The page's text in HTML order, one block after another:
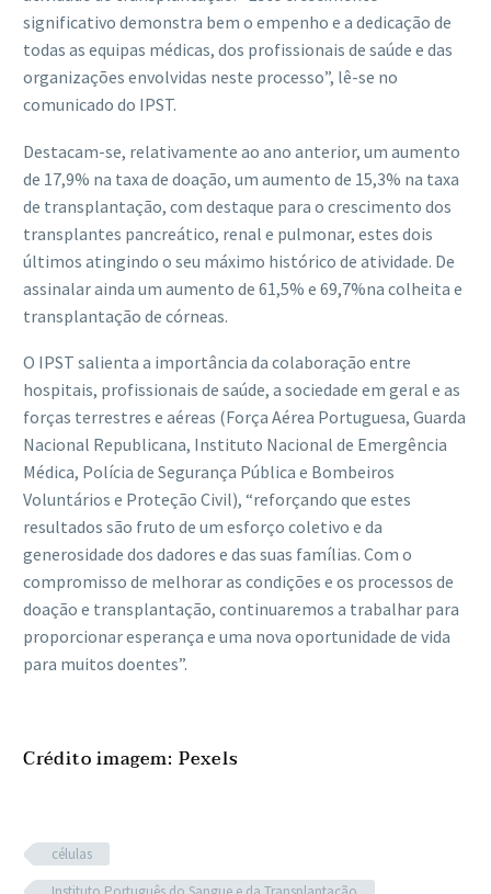
significativo demonstra bem o empenho e a dedicação de
todas as equipas médicas, dos profissionais de saúde e das
organizações envolvidas neste processo”, lê-se no
comunicado do IPST.
Destacam-se, relativamente ao ano anterior, um aumento
de 17,9% na taxa de doação, um aumento de 15,3% na taxa
de transplantação, com destaque para o crescimento dos
transplantes pancreático, renal e pulmonar, estes dois
últimos atingindo o seu máximo histórico de atividade. De
assinalar ainda um aumento de 61,5% e 69,7%na colheita e
transplantação de córneas.
O IPST salienta a importância da colaboração entre
hospitais, profissionais de saúde, a sociedade em geral e as
forças terrestres e aéreas (Força Aérea Portuguesa, Guarda
Nacional Republicana, Instituto Nacional de Emergência
Médica, Polícia de Segurança Pública e Bombeiros
Voluntários e Proteção Civil), “reforçando que estes
resultados são fruto de um esforço coletivo e da
generosidade dos dadores e das suas famílias. Com o
compromisso de melhorar as condições e os processos de
doação e transplantação, continuaremos a trabalhar para
proporcionar esperança e uma nova oportunidade de vida
para muitos doentes”.
Crédito imagem: Pexels
células